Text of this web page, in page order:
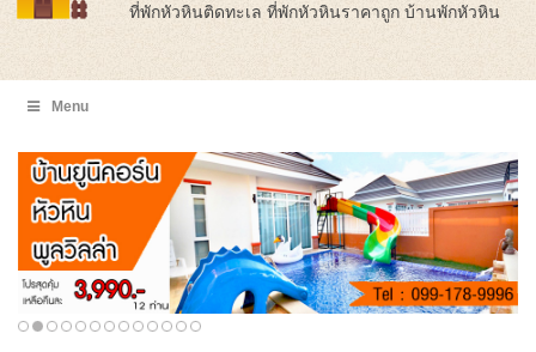
ที่พักหัวหินติดทะเล ที่พักหัวหินราคาถูก บ้านพักหัวหิน
Menu